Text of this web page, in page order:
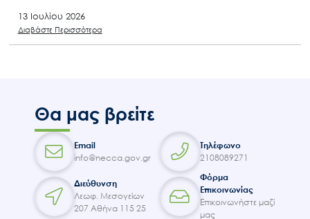
13 Ιουλίου 2026
Διαβάστε Περισσότερα
Θα μας βρείτε
Email
info@necca.gov.gr
Τηλέφωνο
2108089271
Διεύθυνση
Λεωφ. Μεσογείων
207 Αθήνα 115 25
Φόρμα
Επικοινωνίας
Επικοινωνήστε μαζί
μας